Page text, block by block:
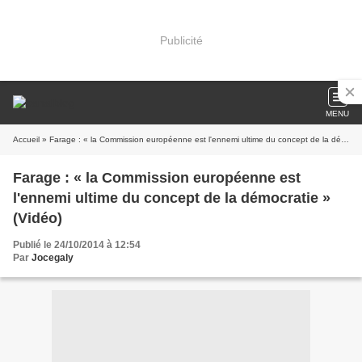
Publicité
MENU
Accueil » Farage : « la Commission européenne est l'ennemi ultime du concept de la démocratie » (Vidéo)
Farage : « la Commission européenne est
l'ennemi ultime du concept de la démocratie »
(Vidéo)
Publié le 24/10/2014 à 12:54
Par Jocegaly